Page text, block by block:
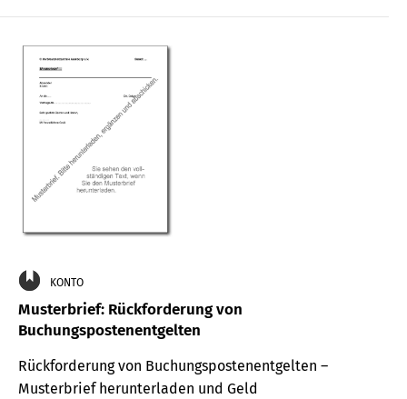
KONTO
Musterbrief: Rückforderung von
Buchungspostenentgelten
Rückforderung von Buchungspostenentgelten –
Musterbrief herunterladen und Geld